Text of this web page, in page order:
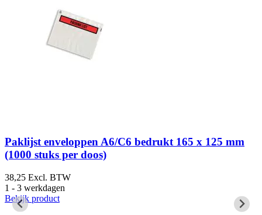
Paklijst enveloppen A6/C6 bedrukt 165 x 125 mm
(1000 stuks per doos)
38,25 Excl. BTW
1 - 3 werkdagen
Bekijk product